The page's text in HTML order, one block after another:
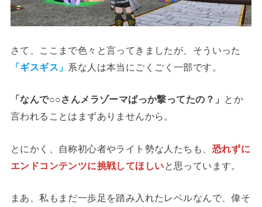
さて、ここまで色々と言ってきましたが、そういった
「ギスギス」 系な人は本当にごくごく一部です。
「なんで○○さんメラゾーマばっか撃ってたの？」 とか
言われることはまずありませんから。
とにかく、自称初心者やライト勢な人たちも、 恐れずに
エンドコンテンツに挑戦してほしいと思っています。
まあ、私もまだ一歩足を踏み入れたレベルなんで、偉そ